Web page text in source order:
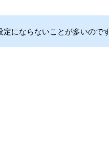
にならないことが多いので